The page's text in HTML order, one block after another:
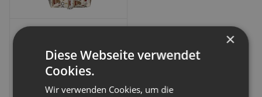
Mama Koala
Mama Koala Diaper Pod -
Wetbag XXL
Artikelnummer: 751991
×
Diese Webseite verwendet
Cookies.
Wir verwenden Cookies, um die